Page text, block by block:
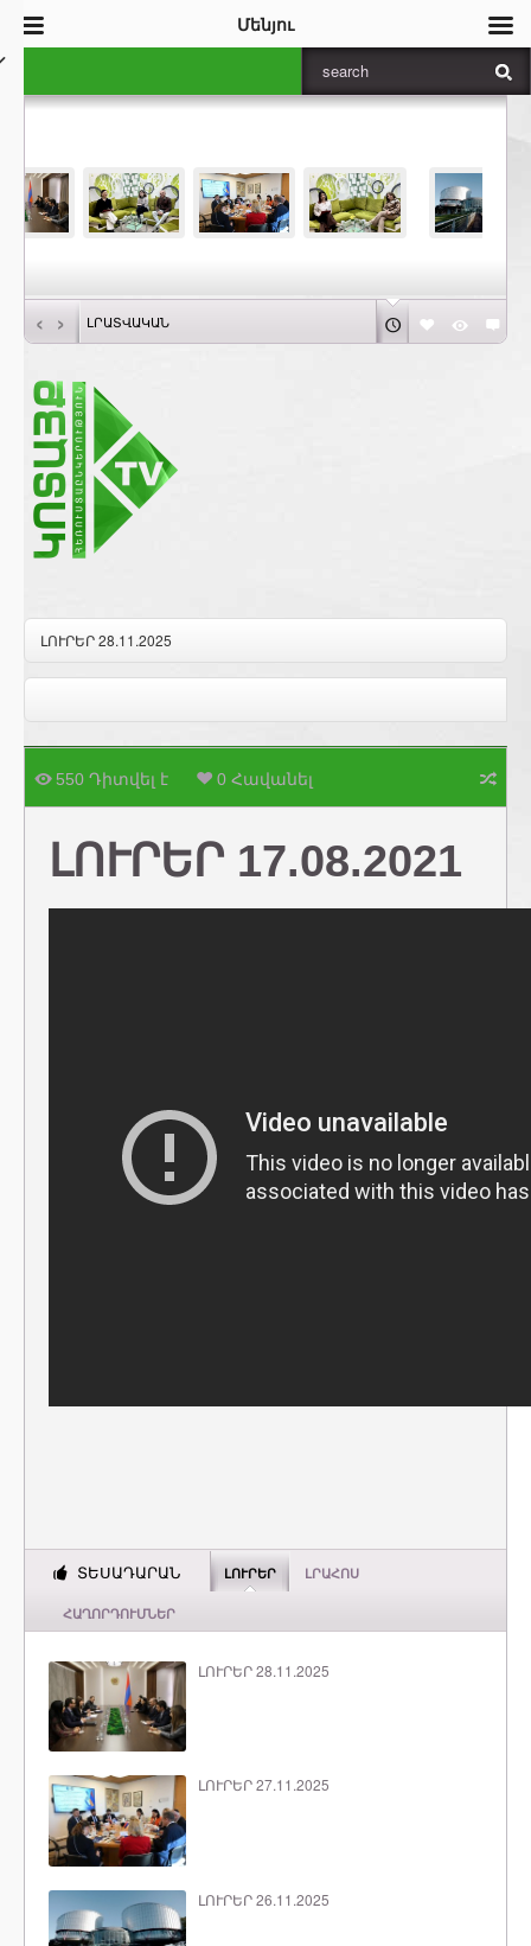
‹ › ԼՐԱՏՎԱԿԱՆ
ԼՈՒՐԵՐ 28.11.2025
550 Դիտվել է 0 Հավանել
ԼՈՒՐԵՐ 17.08.2021
ՏԵՍԱԴԱՐԱՆ ԼՈՒՐԵՐ ԼՐԱՀՈՍ
ՀԱՂՈՐԴՈՒՄՆԵՐ
ԼՈՒՐԵՐ 28.11.2025
ԼՈՒՐԵՐ 27.11.2025
ԼՈՒՐԵՐ 26.11.2025
Մենյու